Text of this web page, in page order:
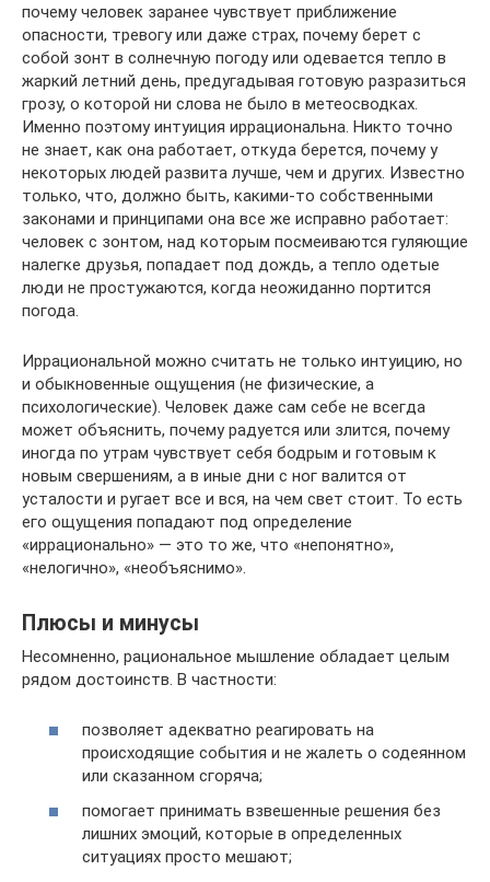
почему человек заранее чувствует приближение
опасности, тревогу или даже страх, почему берет с
собой зонт в солнечную погоду или одевается тепло в
жаркий летний день, предугадывая готовую разразиться
грозу, о которой ни слова не было в метеосводках.
Именно поэтому интуиция иррациональна. Никто точно
не знает, как она работает, откуда берется, почему у
некоторых людей развита лучше, чем и других. Известно
только, что, должно быть, какими-то собственными
законами и принципами она все же исправно работает:
человек с зонтом, над которым посмеиваются гуляющие
налегке друзья, попадает под дождь, а тепло одетые
люди не простужаются, когда неожиданно портится
погода.
Иррациональной можно считать не только интуицию, но
и обыкновенные ощущения (не физические, а
психологические). Человек даже сам себе не всегда
может объяснить, почему радуется или злится, почему
иногда по утрам чувствует себя бодрым и готовым к
новым свершениям, а в иные дни с ног валится от
усталости и ругает все и вся, на чем свет стоит. То есть
его ощущения попадают под определение
«иррационально» — это то же, что «непонятно»,
«нелогично», «необъяснимо».
Плюсы и минусы
Несомненно, рациональное мышление обладает целым
рядом достоинств. В частности:
позволяет адекватно реагировать на
происходящие события и не жалеть о содеянном
или сказанном сгоряча;
помогает принимать взвешенные решения без
лишних эмоций, которые в определенных
ситуациях просто мешают;